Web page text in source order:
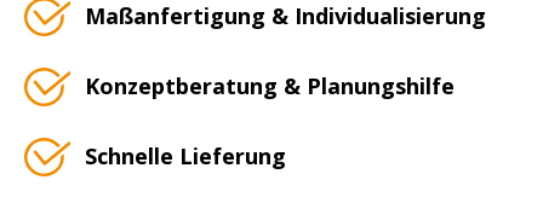
Maßanfertigung & Individualisierung
Konzeptberatung & Planungshilfe
Schnelle Lieferung